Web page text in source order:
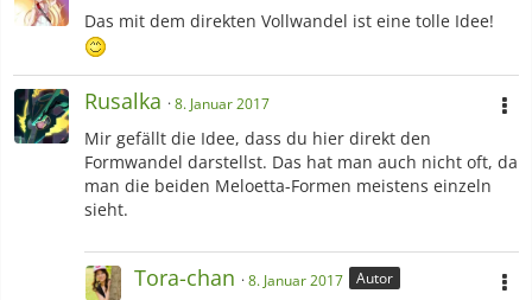
Das mit dem direkten Vollwandel ist eine tolle Idee!
Rusalka 8. Januar 2017
Mir gefällt die Idee, dass du hier direkt den
Formwandel darstellst. Das hat man auch nicht oft, da
man die beiden Meloetta-Formen meistens einzeln
sieht.
Tora-chan 8. Januar 2017 Autor